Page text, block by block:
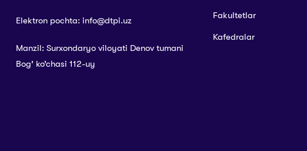
Elektron pochta: info@dtpi.uz
Manzil: Surxondaryo viloyati Denov tumani
Bog’ ko’chasi 112-uy
Fakultetlar
Kafedralar